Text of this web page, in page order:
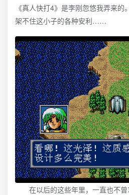
《真人快打4》是李刚忽悠我弄来
架不住这小子的各种安利……
在以后的这些年里，一直也不曾